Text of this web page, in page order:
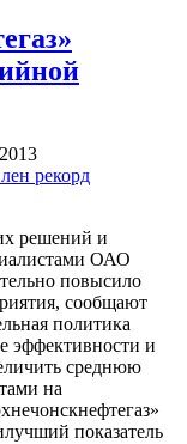
решений и
ОАО
повысило
сообщают
политика
эффективности и
среднюю
на
показатель